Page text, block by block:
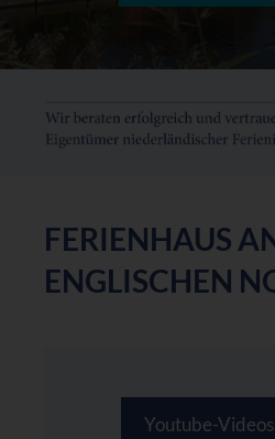
FERIENHAUS
ENGLISCHEN
Youtube-